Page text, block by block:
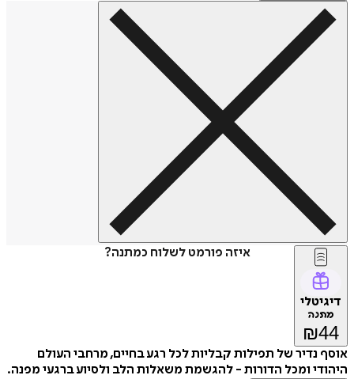
איזה פורמט לשלוח כמתנה?
דיגיטלי
מתנה
₪44
אוסף נדיר של תפילות קבליות לכל רגע בחיים, מרחבי העולם
היהודי ומכל הדורות - להגשמת משאלות הלב ולסיוע ברגעי מפנה.